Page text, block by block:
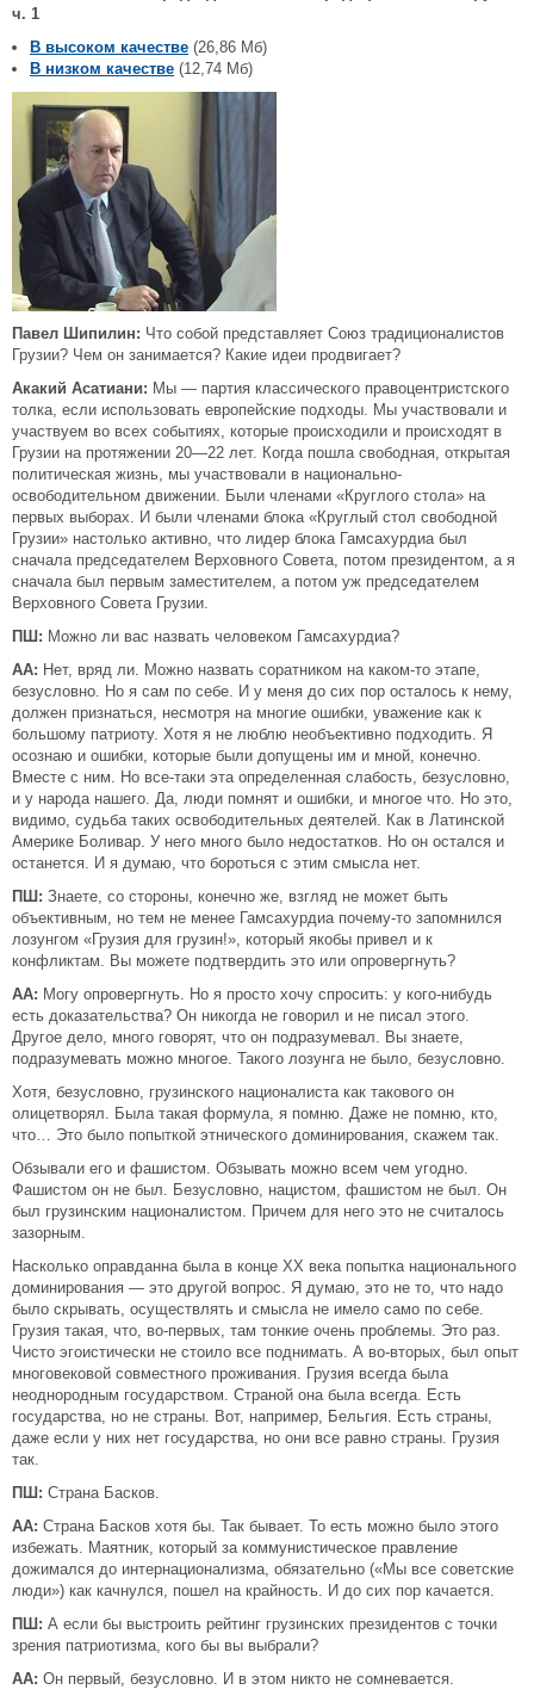
ч. 1
В высоком качестве (26,86 Мб)
В низком качестве (12,74 Мб)
Павел Шипилин: Что собой представляет Союз традиционалистов
Грузии? Чем он занимается? Какие идеи продвигает?
Акакий Асатиани: Мы — партия классического правоцентристского
толка, если использовать европейские подходы. Мы участвовали и
участвуем во всех событиях, которые происходили и происходят в
Грузии на протяжении 20—22 лет. Когда пошла свободная, открытая
политическая жизнь, мы участвовали в национально-
освободительном движении. Были членами «Круглого стола» на
первых выборах. И были членами блока «Круглый стол свободной
Грузии» настолько активно, что лидер блока Гамсахурдиа был
сначала председателем Верховного Совета, потом президентом, а я
сначала был первым заместителем, а потом уж председателем
Верховного Совета Грузии.
ПШ: Можно ли вас назвать человеком Гамсахурдиа?
АА: Нет, вряд ли. Можно назвать соратником на каком-то этапе,
безусловно. Но я сам по себе. И у меня до сих пор осталось к нему,
должен признаться, несмотря на многие ошибки, уважение как к
большому патриоту. Хотя я не люблю необъективно подходить. Я
осознаю и ошибки, которые были допущены им и мной, конечно.
Вместе с ним. Но все-таки эта определенная слабость, безусловно,
и у народа нашего. Да, люди помнят и ошибки, и многое что. Но это,
видимо, судьба таких освободительных деятелей. Как в Латинской
Америке Боливар. У него много было недостатков. Но он остался и
останется. И я думаю, что бороться с этим смысла нет.
ПШ: Знаете, со стороны, конечно же, взгляд не может быть
объективным, но тем не менее Гамсахурдиа почему-то запомнился
лозунгом «Грузия для грузин!», который якобы привел и к
конфликтам. Вы можете подтвердить это или опровергнуть?
АА: Могу опровергнуть. Но я просто хочу спросить: у кого-нибудь
есть доказательства? Он никогда не говорил и не писал этого.
Другое дело, много говорят, что он подразумевал. Вы знаете,
подразумевать можно многое. Такого лозунга не было, безусловно.
Хотя, безусловно, грузинского националиста как такового он
олицетворял. Была такая формула, я помню. Даже не помню, кто,
что… Это было попыткой этнического доминирования, скажем так.
Обзывали его и фашистом. Обзывать можно всем чем угодно.
Фашистом он не был. Безусловно, нацистом, фашистом не был. Он
был грузинским националистом. Причем для него это не считалось
зазорным.
Насколько оправданна была в конце XX века попытка национального
доминирования — это другой вопрос. Я думаю, это не то, что надо
было скрывать, осуществлять и смысла не имело само по себе.
Грузия такая, что, во-первых, там тонкие очень проблемы. Это раз.
Чисто эгоистически не стоило все поднимать. А во-вторых, был опыт
многовековой совместного проживания. Грузия всегда была
неоднородным государством. Страной она была всегда. Есть
государства, но не страны. Вот, например, Бельгия. Есть страны,
даже если у них нет государства, но они все равно страны. Грузия
так.
ПШ: Страна Басков.
АА: Страна Басков хотя бы. Так бывает. То есть можно было этого
избежать. Маятник, который за коммунистическое правление
дожимался до интернационализма, обязательно («Мы все советские
люди») как качнулся, пошел на крайность. И до сих пор качается.
ПШ: А если бы выстроить рейтинг грузинских президентов с точки
зрения патриотизма, кого бы вы выбрали?
АА: Он первый, безусловно. И в этом никто не сомневается.